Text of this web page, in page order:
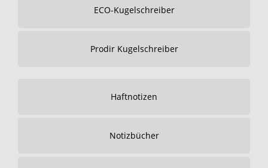
ECO-Kugelschreiber
Prodir Kugelschreiber
Haftnotizen
Notizbücher